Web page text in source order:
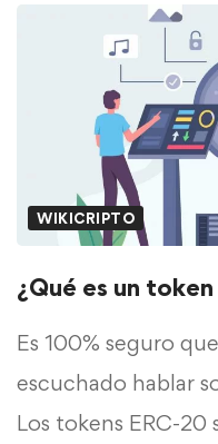
WIKICRIPTO
¿Qué es un
Es 100% seguro
escuchado hablar
Los tokens ERC-20